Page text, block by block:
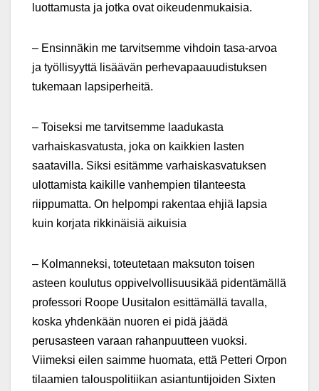
luottamusta ja jotka ovat oikeudenmukaisia.
– Ensinnäkin me tarvitsemme vihdoin tasa-arvoa
ja työllisyyttä lisäävän perhevapaauudistuksen
tukemaan lapsiperheitä.
– Toiseksi me tarvitsemme laadukasta
varhaiskasvatusta, joka on kaikkien lasten
saatavilla. Siksi esitämme varhaiskasvatuksen
ulottamista kaikille vanhempien tilanteesta
riippumatta. On helpompi rakentaa ehjiä lapsia
kuin korjata rikkinäisiä aikuisia
– Kolmanneksi, toteutetaan maksuton toisen
asteen koulutus oppivelvollisuusikää pidentämällä
professori Roope Uusitalon esittämällä tavalla,
koska yhdenkään nuoren ei pidä jäädä
perusasteen varaan rahanpuutteen vuoksi.
Viimeksi eilen saimme huomata, että Petteri Orpon
tilaamien talouspolitiikan asiantuntijoiden Sixten